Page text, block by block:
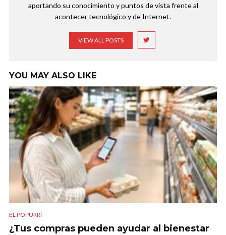
aportando su conocimiento y puntos de vista frente al
acontecer tecnológico y de Internet.
VIEW ALL POSTS
YOU MAY ALSO LIKE
EL POPURRÍ
¿Tus compras pueden ayudar al bienestar